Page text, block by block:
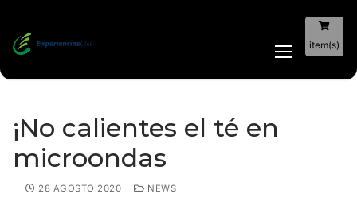
item(s)
¡No calientes el té en
microondas
28 AGOSTO 2020 NEWS